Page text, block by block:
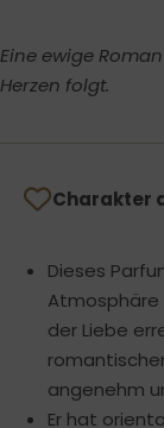
Eine ewige
Herzen folgt.
Charakter
Dieses
Atmosphäre
der Liebe
angenehm
Er hat